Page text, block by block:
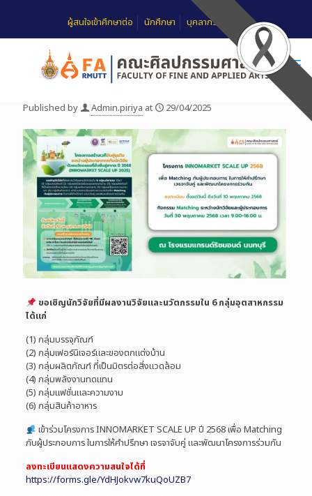
ผู้สนใจเข้าศึกษาต่อ นักศึกษา บุคลากร
Published by Admin.piriya at 29/04/2025
ขอเชิญนักวิจัยที่มีผลงานวิจัยและนวัตกรรมใน 6 กลุ่มอุตสาหกรรม
ได้แก่
(1) กลุ่มบรรจุภัณฑ์
(2) กลุ่มเฟอร์นิเจอร์และของตกแต่งบ้าน
(3) กลุ่มผลิตภัณฑ์ ที่เป็นมิตรต่อสิ่งแวดล้อม
(4) กลุ่มพลังงานทดแทน
(5) กลุ่มแฟชั่นและความงาม
(6) กลุ่มสินค้าอาหาร
เข้าร่วมโครงการ INNOMARKET SCALE UP ปี 2568 เพื่อ Matching
กับผู้ประกอบการ ในการให้คำปรึกษา เจรจาจับคู่ และพัฒนาโครงการร่วมกัน
ลงทะเบียนแสดงความสนใจได้ที่
https://forms.gle/YdHJokvw7kuQoUZB7